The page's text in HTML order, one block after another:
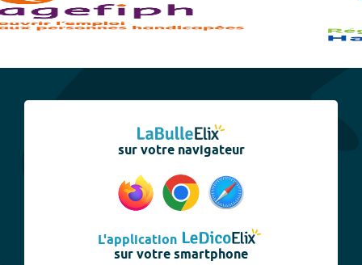
sur votre navigateur
L'application
sur votre smartphone